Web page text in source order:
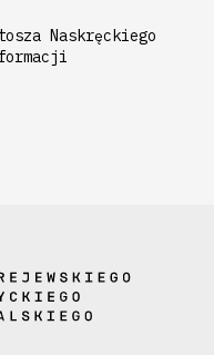
Naskręckiego